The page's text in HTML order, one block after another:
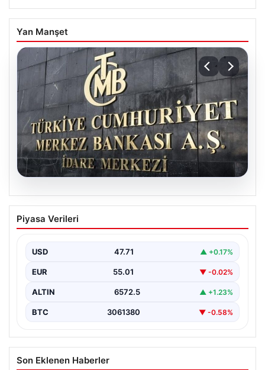
Yan Manşet
05.08.2026
Merkez Bankası Nisan Ayı Faiz Kararı Ne
Zaman Açıklanacak? Ekonomistlerin
Türkiye Cumhuriyet Merkez Bankası (TCMB) Para
üzere…
Piyasa Verileri
USD 47.71 ▲ +0.17%
EUR 55.01 ▼ -0.02%
ALTIN 6572.5 ▲ +1.23%
BTC 3061380 ▼ -0.58%
Son Eklenen Haberler